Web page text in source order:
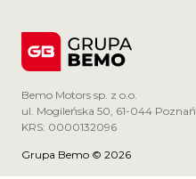
Bemo Motors sp. z o.o.
ul. Mogileńska 50, 61-044 Poznań
KRS: 0000132096
Grupa Bemo © 2026